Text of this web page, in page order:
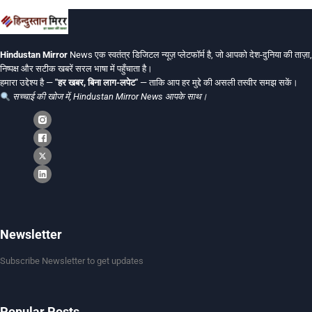
Hindustan Mirror News एक स्वतंत्र डिजिटल न्यूज़ प्लेटफॉर्म है, जो आपको देश-दुनिया की ताज़ा,
निष्पक्ष और सटीक खबरें सरल भाषा में पहुँचाता है।
हमारा उद्देश्य है — "हर खबर, बिना लाग-लपेट" — ताकि आप हर मुद्दे की असली तस्वीर समझ सकें।
सच्चाई की खोज में, Hindustan Mirror News आपके साथ।
Newsletter
Subscribe Newsletter to get updates